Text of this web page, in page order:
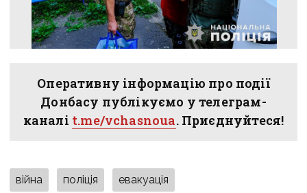
Оперативну інформацію про події
Донбасу публікуємо у телеграм-
каналі t.me/vchasnoua. Приєднуйтеся!
війна поліція евакуація